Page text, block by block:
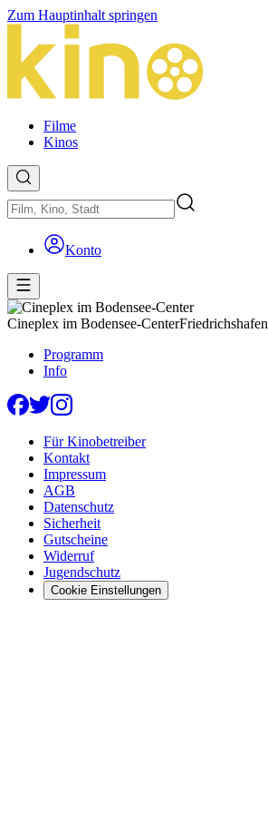
Zum Hauptinhalt springen
Filme
Kinos
Konto
Cineplex im Bodensee-CenterFriedrichshafen
Programm
Info
Für Kinobetreiber
Kontakt
Impressum
AGB
Datenschutz
Sicherheit
Gutscheine
Widerruf
Jugendschutz
Cookie Einstellungen